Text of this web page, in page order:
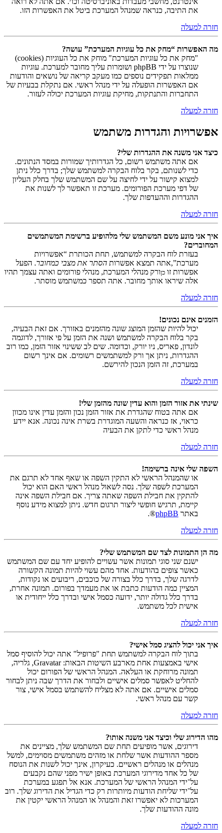
את התיבה, כנראה שמנהל המערכת ביטל את האפשרות הזו.
חזרה למעלה
מה האפשרות “מחק את כל עוגיות המערכת” עושה?
"מחק את כל עוגיות המערכת" מוחק את כל העוגיות (cookies)
שנוצרו על ידי phpBB ושומרות עליך מחובר למערכת. עוגיות
ממלאות תפקידים נוספים כמו מעקב קריאה של נושאים והודעות
אם האפשרות הופעלה על ידי מנהל ראשי. אם נתקלת בבעיות של
התחברות והתנתקות, מחיקת עוגיות המערכת יכולה לעזור.
חזרה למעלה
אפשרויות והגדרות משתמש
כיצד אני משנה את ההגדרות שלי?
אם אתה משתמש רשום, כל הגדרותיך שמורות במסד הנתונים.
כדי לשנותם, בקר בלוח הבקרה למשתמש שלך; בדרך כלל ניתן
למצוא קישור על ידי לחיצה על שם המשתמש שלך בחלק העליון
של דפי מערכת הפורומים. מערכת זו תאפשר לך לשנות את
ההגדרות וההעדפות שלך.
חזרה למעלה
איך אני מונע משם המשתמש שלי מלהופיע ברשימת המשתמשים
המחוברים?
בעזרת לוח הבקרה למשתמש, תחת הכותרת “אפשרויות
מערכת”,אתה תמצא אפשרות הסתר את מצבי כמחובר. הפעל
אפשרות זו כןורק מנהלי המערכת, מנהלי פורומים ואתה עצמך תהיו
אלה שיראו אותך מחובר. אתה תספר כמשתמש מוסתר.
חזרה למעלה
הזמנים אינם נכונים!
יכול להיות שהזמן המוצג שונה מהזמנים באזורך. אם זאת הבעיה,
בקר בלוח הבקרה למשתמש ושנה את הזמן על פי אזורך, לדוגמה
לונדון, פאריס, ניו יורק, וכדומה. שים לב ששינוי אזור הזמן, כמו רוב
ההגדרות, ניתן אך ורק למשתמשים רשומים. אם אינך רשום
במערכת, זה הזמן הנכון להירשם.
חזרה למעלה
שינתי את אזור הזמן והוא עדין שונה מהזמן שלי!
אם אתה בטוח שהגדרת את אזור הזמן נכון והזמן עדין אינו מכוון
כראוי, אז כנראה והשעה המוגדרת בשרת אינה נכונה. אנא יידע
מנהל ראשי כדי לתקן את הבעיה
חזרה למעלה
השפה שלי אינה ברשימה!
או שהמנהל הראשי לא התקין השפה או שאף אחד לא תרגם את
המערכת לשפה שלך. נסה לשאול מנהל ראשי האם הוא יכול
להתקין את חבילת השפה שאתה צריך. אם חבילת השפה אינה
קיימת, תרגיש חופשי ליצור תרגום חדש. ניתן למצוא מידע נוסף
באתר phpBB
®.
חזרה למעלה
מה הן התמונות לצד שם המשתמש שלי?
ישנם שני סוגי תמונות אשר עשויים להופיע יחד עם שם המשתמש
כאשר צופים בהודעות. אחד מהם עשוי להיות תמונה הקשורה
לדרגה שלך, בדרך כלל בצורה של כוכבים, ריבועים או נקודות,
המציין כמה הודעות כתבת או את מעמדך בפורום. תמונה אחרת,
בדרך כלל גדולה יותר, ידועה כסמל אישי ובדרך כלל ייחודית או
אישית לכל משתמש.
חזרה למעלה
איך אני יכול להציג סמל אישי?
בתוך לוח הבקרה למשתמש תחת "פרופיל" אתה יכול להוסיף סמל
אישי באמצעות אחת מארבע השיטות הבאות: Gravatar, גלריה,
תמונה מרוחקת או העלאה. המנהל הראשי של הפורום יכול
להחליט לאפשר סמלים אישיים ולבחור את הדרך שבה ניתן לבחור
סמלים אישיים. אם אתה לא מצליח להשתמש בסמל אישי, צור
קשר עם מנהל ראשי.
חזרה למעלה
מהו הדירוג שלי וכיצד אני משנה אותו?
דירוגים, אשר מופיעים תחת שם המשתמש שלך, מציינים את
מספר ההודעות אשר שלחת או מזהים משתמשים מסוימים, למשל
מנהלים או מנהלים ראשיים. כעיקרון, אינך יכול לשנות את הנוסח
של כל אחד מדירוגי המערכת באופן ישיר מפני שהם נקבעים
על־ידי המנהל הראשי של המערכת. אנא אל תפגע במערכת
על־ידי שליחת הודעות מיותרות רק כדי הגדיל את הדירוג שלך. רוב
המערכות לא יאפשרו זאת והמנהל או המנהל הראשי יקטין את
מונה ההודעות שלך.
חזרה למעלה